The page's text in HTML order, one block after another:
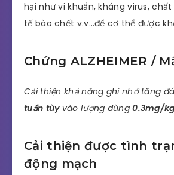
hại như vi khuẩn, kháng virus,
tế bào chết v.v…để cơ thể được
Chứng ALZHEIMER /
Cải thiện khả năng ghi nhớ tăng
tuần tùy vào lượng dùng0.3mg/kg
Cải thiện được tình
động mạch